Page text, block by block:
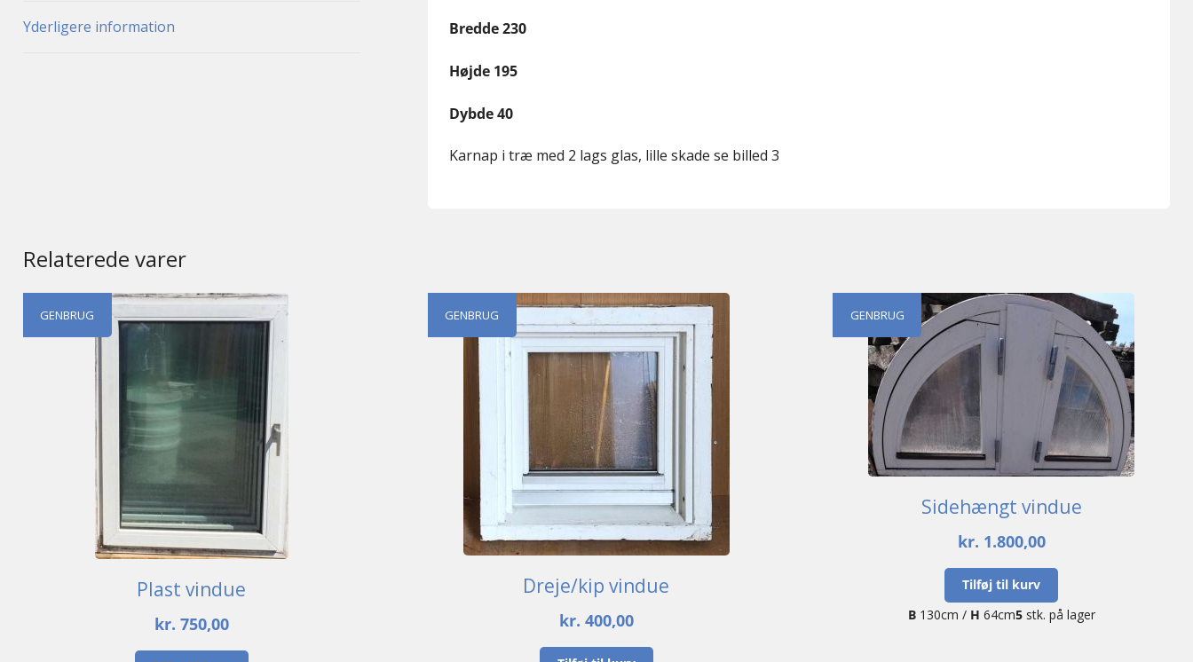
Yderligere information Bredde 230
Højde 195
Dybde 40
Karnap i træ med 2 lags glas, lille skade se billed 3
Relaterede varer
GENBRUG
Plast vindue
kr. 750,00
GENBRUG
Dreje/kip vindue
kr. 400,00
GENBRUG
Sidehængt vindue
kr. 1.800,00
Tilføj til kurv
B130cm / H 64cm5stk. på lager